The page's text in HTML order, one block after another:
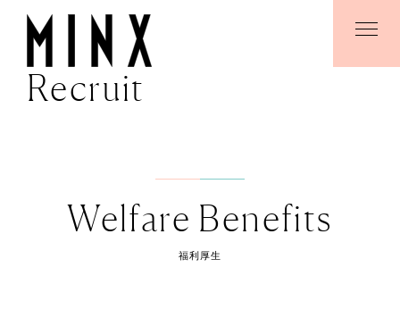
Recruit
Welfare Benefits
福利厚生